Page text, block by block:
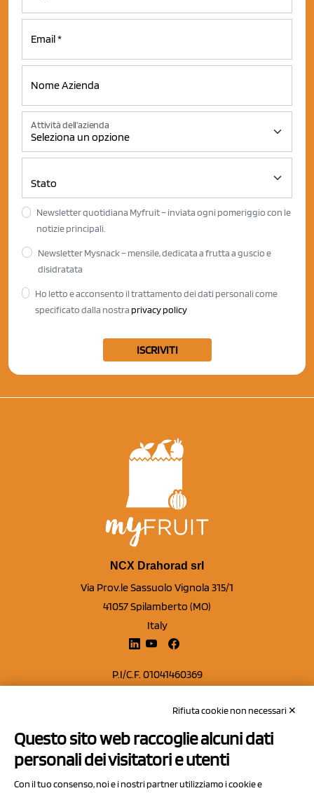
Attività dell'azienda
Newsletter quotidiana Myfruit – inviata ogni pomeriggio con le
notizie principali.
Newsletter Mysnack – mensile, dedicata a frutta a guscio e
disidratata
Ho letto e acconsento il trattamento dei dati personali come
specificato dalla nostra privacy policy
ISCRIVITI
NCX Drahorad srl
Via Prov.le Sassuolo Vignola 315/1
41057 Spilamberto (MO)
Italy
P.I/C.F. 01041460369
Capitale sociale Euro 50.000,00 i.v.
Contatti
Rifiuta cookie non necessari ✕
Questo sito web raccoglie alcuni dati
personali dei visitatori e utenti
Con il tuo consenso, noi e i nostri partner utilizziamo i cookie e